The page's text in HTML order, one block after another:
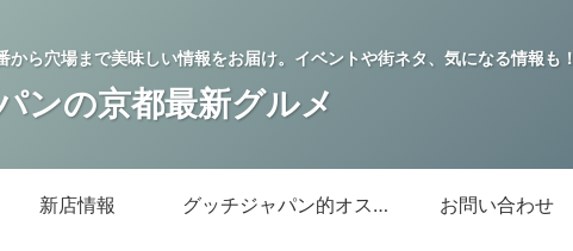
ら穴場まで美味しい情報をお届け。イベントや街ネタ、気になる情報も！
ンの京都最新グルメ
新店情報 グッチジャパン的オススメ店 お問い合わせ